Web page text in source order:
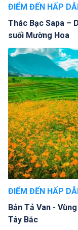
ĐIỂM ĐẾN HẤP
Thác Bạc Sapa –
suối Mường Hoa
ĐIỂM ĐẾN HẤP
Bản Tả Van -
Tây Bắc